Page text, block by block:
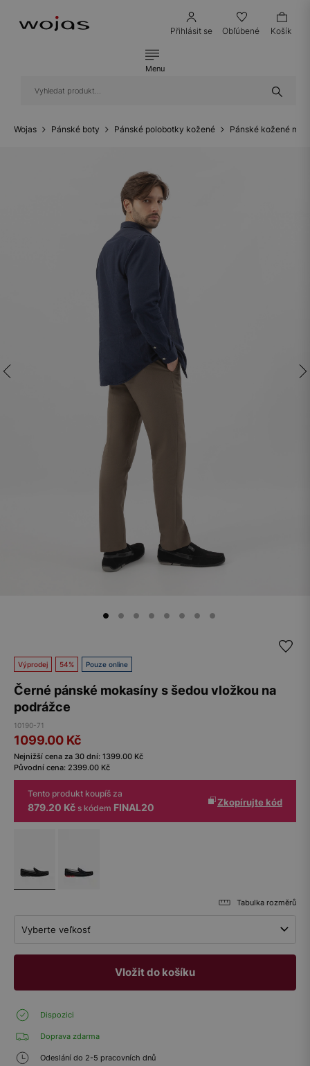
Přihlásit se Obľúbené Košík
Menu
Wojas Pánské boty Pánské polobotky kožené Pánské kožené
Výprodej 54% Pouze online
Černé pánské mokasíny s šedou vložkou na
podrážce
10190-71
1099.00 Kč
Nejnižší cena za 30 dní: 1399.00 Kč
Původní cena: 2399.00 Kč
Tento produkt koupíš za
879.20 Kč s kódem FINAL20 Zkopírujte kód
Tabulka rozměrů
Vyberte veľkosť
Vložit do košíku
Dispozici
Doprava zdarma
Odeslání do 2-5 pracovních dnů